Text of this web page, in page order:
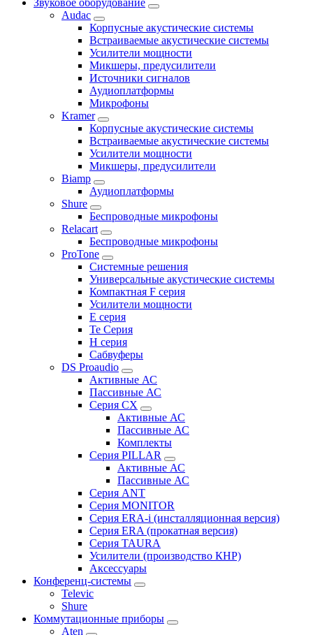
Audac
Корпусные акустические системы
Встраиваемые акустические системы
Усилители мощности
Микшеры, предусилители
Источники сигналов
Аудиоплатформы
Микрофоны
Kramer
Корпусные акустические системы
Встраиваемые акустические системы
Усилители мощности
Микшеры, предусилители
Biamp
Аудиоплатформы
Shure
Беспроводные микрофоны
Relacart
Беспроводные микрофоны
ProTone
Системные решения
Универсальные акустические системы
Компактная F серия
Усилители мощности
E серия
Te Серия
H серия
Сабвуферы
DS Proaudio
Активные АС
Пассивные АС
Серия CX
Активные АС
Пассивные АС
Комплекты
Серия PILLAR
Активные АС
Пассивные АС
Серия ANT
Серия MONITOR
Серия ERA-i (инсталляционная версия)
Серия ERA (прокатная версия)
Серия TAURA
Усилители (производство КНР)
Аксессуары
Конференц-системы
Televic
Shure
Коммутационные приборы
Aten